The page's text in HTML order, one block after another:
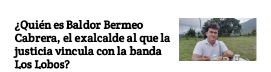
¿Quién es Baldor Bermeo
Cabrera, el exalcalde al que la
justicia vincula con la banda
Los Lobos?